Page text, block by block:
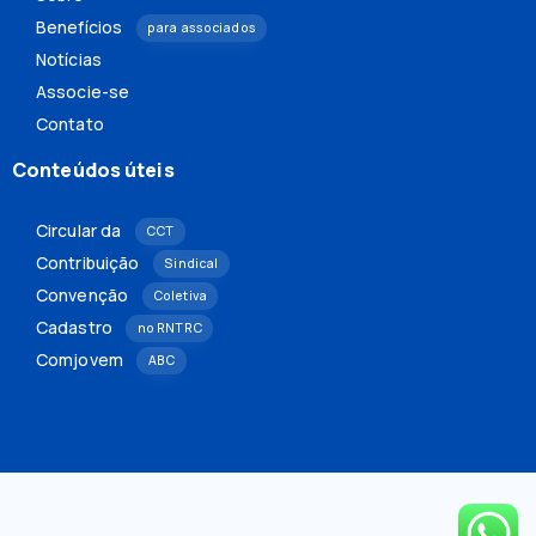
Benefícios
para associados
Notícias
Associe-se
Contato
Conteúdos úteis
Circular da CCT
Contribuição Sindical
Convenção Coletiva
Cadastro no RNTRC
Comjovem ABC